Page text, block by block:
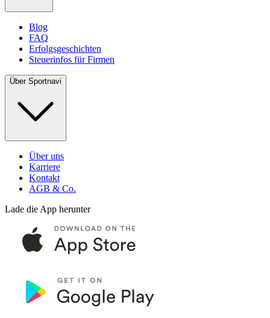
Blog
FAQ
Erfolgsgeschichten
Steuerinfos für Firmen
Über Sportnavi
Über uns
Karriere
Kontakt
AGB & Co.
Lade die App herunter